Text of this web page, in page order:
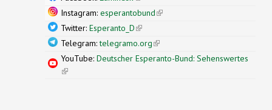
Instagram: esperantobund(link is external)
Twitter: Esperanto_D(link is external)
Telegram:telegramo.org(link is external)
YouTube: Deutscher Esperanto-Bund: Sehenswertes
(link is external)